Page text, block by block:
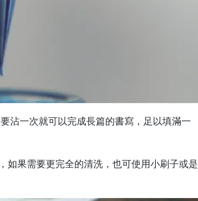
沾一次就可以完成長篇的書寫，足以填滿一
果需要更完全的清洗，也可使用小刷子或是